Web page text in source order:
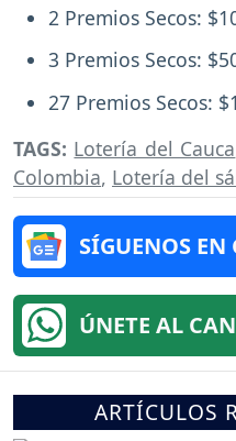
2 Premios Secos:
3 Premios Secos:
27 Premios Secos:
TAGS: Lotería del Cauca
Colombia, Lotería del
SÍGUENOS EN
ÚNETE AL
ARTÍCULOS